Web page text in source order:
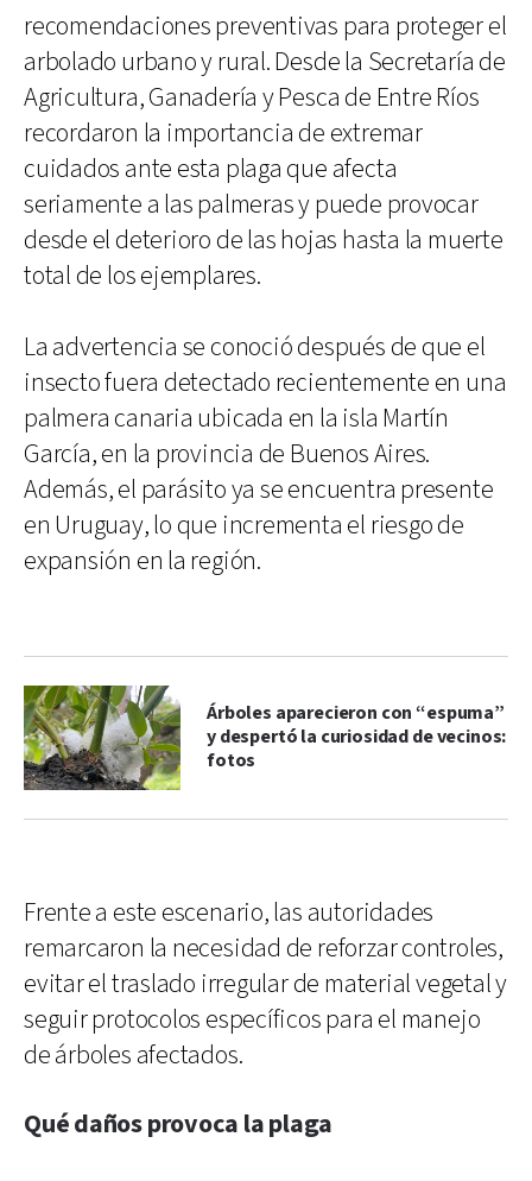
recomendaciones preventivas para proteger el
arbolado urbano y rural. Desde la Secretaría de
Agricultura, Ganadería y Pesca de Entre Ríos
recordaron la importancia de extremar
cuidados ante esta plaga que afecta
seriamente a las palmeras y puede provocar
desde el deterioro de las hojas hasta la muerte
total de los ejemplares.
La advertencia se conoció después de que el
insecto fuera detectado recientemente en una
palmera canaria ubicada en la isla Martín
García, en la provincia de Buenos Aires.
Además, el parásito ya se encuentra presente
en Uruguay, lo que incrementa el riesgo de
expansión en la región.
Árboles aparecieron con “espuma”
y despertó la curiosidad de vecinos:
fotos
Frente a este escenario, las autoridades
remarcaron la necesidad de reforzar controles,
evitar el traslado irregular de material vegetal y
seguir protocolos específicos para el manejo
de árboles afectados.
Qué daños provoca la plaga